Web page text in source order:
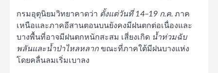
กรมอุตุนิยมวิทยาคาดว่า ตั้งแต่วันที่ 14–19 ก.ค. ภาค
เหนือและภาคอีสานตอนบนยังคงมีฝนตกต่อเนื่องและ
บางพื้นที่อาจมีฝนตกหนักสะสม เสี่ยงเกิด น้ำท่วมฉับ
พลันและน้ำป่าไหลหลาก ขณะที่ภาคใต้มีฝนบางแห่ง
โดยคลื่นลมเริ่มเบาลง